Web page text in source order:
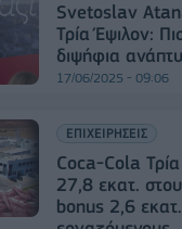
Svetoslav
Τρία Έψιλον:
διψήφια
17/06/2025 - 09:06
ΕΠΙΧΕΙΡΗΣΕΙΣ
Coca-Cola
27,8 εκατ.
bonus 2,6